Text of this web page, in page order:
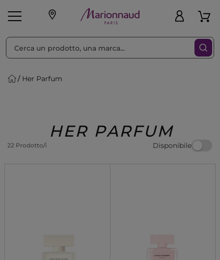
Make-up
Regalo
Her Parfum
HER PARFUM
22 Prodotto/i Disponibile
Ordina per Filtra